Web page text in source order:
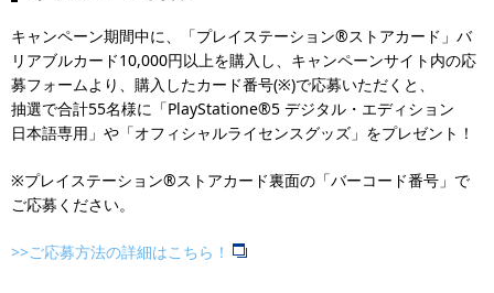
キャンペーン期間中に、「プレイステーション®ストアカード」バ
リアブルカード10,000円以上を購入し、キャンペーンサイト内の応
募フォームより、購入したカード番号(※)で応募いただくと、
抽選で合計55名様に「PlayStatione®5 デジタル・エディション
日本語専用」や「オフィシャルライセンスグッズ」をプレゼント！
※プレイステーション®ストアカード裏面の「バーコード番号」で
ご応募ください。
>>ご応募方法の詳細はこちら！